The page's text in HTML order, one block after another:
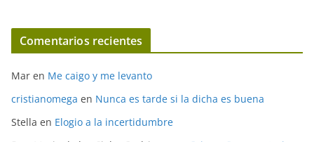
Comentarios recientes
Mar en Me caigo y me levanto
cristianomega en Nunca es tarde si la dicha es buena
Stella en Elogio a la incertidumbre